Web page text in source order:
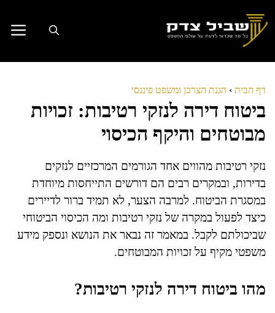
לתוכן
דף הבית › הגנת הצרכן ומשפט פיננסי
ביטוח דירה לנזקי רטיבות: זכויות
מבוטחים והיקף הכיסוי
נזקי רטיבות מהווים אחד הגורמים המרכזיים לנזקים
בדירות, ובמקרים רבים הם דורשים התייחסות מיוחדת
במסגרת הביטוח. למרבה הצער, לא תמיד ברור לדיירים
כיצד לפעול במקרה של נזקי רטיבות ומה הכיסוי הביטוחי
שביכולתם לקבל. במאמר זה נבאר את הנושא ונספק מידע
משפטי מקיף על זכויות המבוטחים.
מהו ביטוח דירה לנזקי רטיבות?